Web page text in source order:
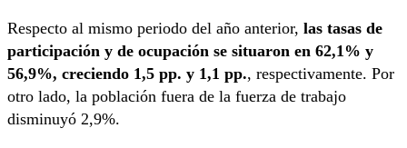
Respecto al mismo periodo del año anterior, las tasas de
participación y de ocupación se situaron en 62,1% y
56,9%, creciendo 1,5 pp. y 1,1 pp., respectivamente. Por
otro lado, la población fuera de la fuerza de trabajo
disminuyó 2,9%.